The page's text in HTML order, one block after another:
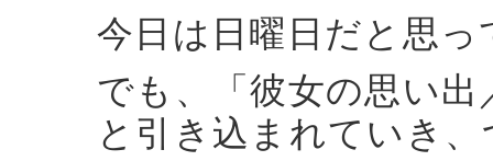
今日は日曜日だと思
でも、「彼女の思い
と引き込まれていき